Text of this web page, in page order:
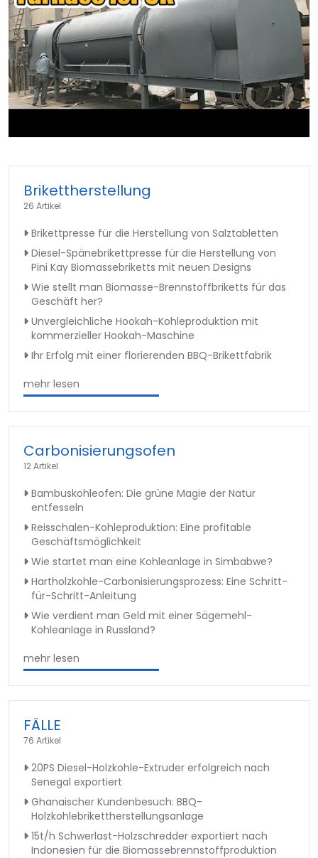
Brikettherstellung
26 Artikel
Brikettpresse für die Herstellung von Salztabletten
Diesel-Spänebrikettpresse für die Herstellung von
Pini Kay Biomassebriketts mit neuen Designs
Wie stellt man Biomasse-Brennstoffbriketts für das
Geschäft her?
Unvergleichliche Hookah-Kohleproduktion mit
kommerzieller Hookah-Maschine
Ihr Erfolg mit einer florierenden BBQ-Brikettfabrik
mehr lesen
Carbonisierungsofen
12 Artikel
Bambuskohleofen: Die grüne Magie der Natur
entfesseln
Reisschalen-Kohleproduktion: Eine profitable
Geschäftsmöglichkeit
Wie startet man eine Kohleanlage in Simbabwe?
Hartholzkohle-Carbonisierungsprozess: Eine Schritt-
für-Schritt-Anleitung
Wie verdient man Geld mit einer Sägemehl-
Kohleanlage in Russland?
mehr lesen
FÄLLE
76 Artikel
20PS Diesel-Holzkohle-Extruder erfolgreich nach
Senegal exportiert
Ghanaischer Kundenbesuch: BBQ-
Holzkohlebrikettherstellungsanlage
15t/h Schwerlast-Holzschredder exportiert nach
Indonesien für die Biomassebrennstoffproduktion